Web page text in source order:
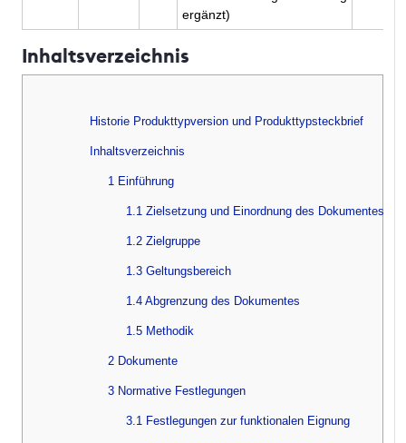
ergänzt)
Inhaltsverzeichnis
Historie Produkttypversion und Produkttypsteckbrief
Inhaltsverzeichnis
1 Einführung
1.1 Zielsetzung und Einordnung des Dokumentes
1.2 Zielgruppe
1.3 Geltungsbereich
1.4 Abgrenzung des Dokumentes
1.5 Methodik
2 Dokumente
3 Normative Festlegungen
3.1 Festlegungen zur funktionalen Eignung